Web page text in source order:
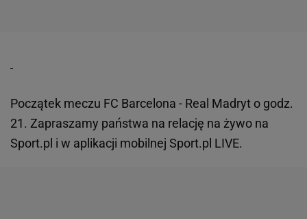
Początek meczu FC Barcelona - Real Madryt o godz.
21. Zapraszamy państwa na relację na żywo na
Sport.pl i w aplikacji mobilnej Sport.pl LIVE.